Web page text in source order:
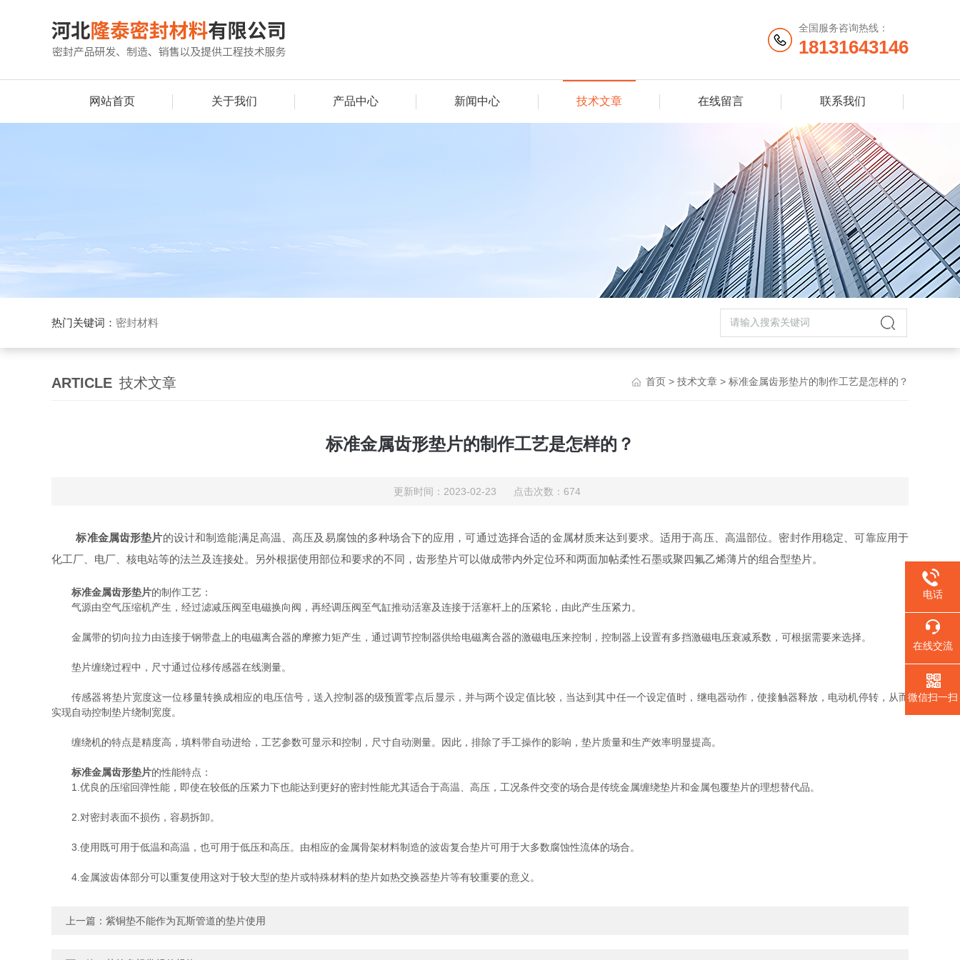
全国服务咨询热线：
18131643146
网站首页 关于我们 产品中心 新闻中心 技术文章 在线留言 联系我们
热门关键词： 密封材料
ARTICLE 技术文章 首页 > 技术文章 > 标准金属齿形垫片的制作工艺是怎样的？
标准金属齿形垫片的制作工艺是怎样的？
更新时间：2023-02-23 点击次数：674
标准金属齿形垫片的设计和制造能满足高温、高压及易腐蚀的多种场合下的应用，可通过选择合适的金属材质来达到要求。适用于高压、高温部位。密封作用稳定、可靠应用于
化工厂、电厂、核电站等的法兰及连接处。另外根据使用部位和要求的不同，齿形垫片可以做成带内外定位环和两面加帖柔性石墨或聚四氟乙烯薄片的组合型垫片。
标准金属齿形垫片的制作工艺：
气源由空气压缩机产生，经过滤减压阀至电磁换向阀，再经调压阀至气缸推动活塞及连接于活塞杆上的压紧轮，由此产生压紧力。
金属带的切向拉力由连接于钢带盘上的电磁离合器的摩擦力矩产生，通过调节控制器供给电磁离合器的激磁电压来控制，控制器上设置有多挡激磁电压衰减系数，可根据需要来选择。
垫片缠绕过程中，尺寸通过位移传感器在线测量。
传感器将垫片宽度这一位移量转换成相应的电压信号，送入控制器的级预置零点后显示，并与两个设定值比较，当达到其中任一个设定值时，继电器动作，使接触器释放，电动机停转，从而
实现自动控制垫片绕制宽度。
缠绕机的特点是精度高，填料带自动进给，工艺参数可显示和控制，尺寸自动测量。因此，排除了手工操作的影响，垫片质量和生产效率明显提高。
标准金属齿形垫片的性能特点：
1.优良的压缩回弹性能，即使在较低的压紧力下也能达到更好的密封性能尤其适合于高温、高压，工况条件交变的场合是传统金属缠绕垫片和金属包覆垫片的理想替代品。
2.对密封表面不损伤，容易拆卸。
3.使用既可用于低温和高温，也可用于低压和高压。由相应的金属骨架材料制造的波齿复合垫片可用于大多数腐蚀性流体的场合。
4.金属波齿体部分可以重复使用这对于较大型的垫片或特殊材料的垫片如热交换器垫片等有较重要的意义。
上一篇： 紫铜垫不能作为瓦斯管道的垫片使用
电话
在线交流
微信扫一扫